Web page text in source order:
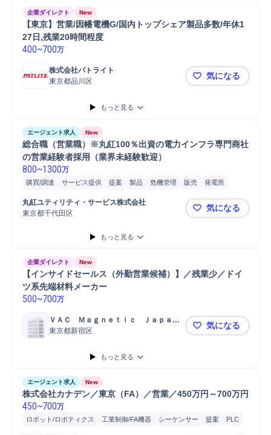
企業ダイレクト New
【東京】営業/因幡電機G/国内トップシェア製品多数/年休1
27日,残業20時間程度
400~700万
株式会社パトライト
東京都品川区
【東京】営
気になる
もっと見る
エージェント求人 New
総合職（営業職）※丸紅100％出資の電力インフラ専門商社
の営業経験者採用（業界未経験歓迎）
800~1300万
購買/調達 サービス提供 提案 製品 危機管理 販売
発電所
プラント ソフトウェア
マネジメント
プロジェクトマネジメント 営業
丸紅ユティリティ・サービス株式会社
東京都千代田区
総合職（営
気になる
もっと見る
企業ダイレクト New
【インサイドセールス（外勤営業候補）】／残業少／ドイ
ツ系先端材料メーカー
500~700万
ＶＡＣ　Ｍａｇｎｅｔｉｃ　Ｊａｐａｎ
株式会社
東京都新宿区 【インサイ
気になる
もっと見る
エージェント求人 New
株式会社カナデン／東京（FA）／営業／450万円～700万円
450~700万
ロボット/ロボティクス 工業制御/FA機器 シーケンサー 提案
PLC